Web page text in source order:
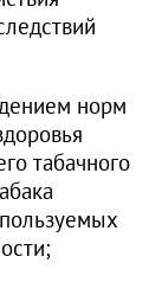
норм
табачного